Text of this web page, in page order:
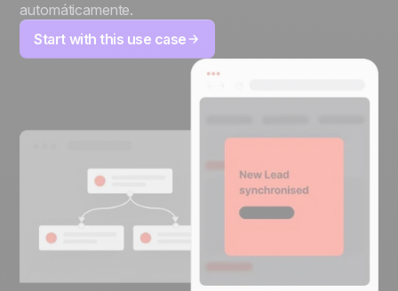
automáticamente.
Start with this use case